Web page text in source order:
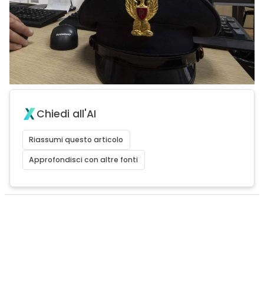
Chiedi all'AI
Riassumi questo articolo
Approfondisci con altre fonti